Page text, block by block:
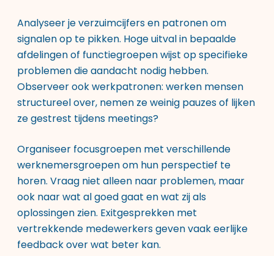
Analyseer je verzuimcijfers en patronen om
signalen op te pikken. Hoge uitval in bepaalde
afdelingen of functiegroepen wijst op specifieke
problemen die aandacht nodig hebben.
Observeer ook werkpatronen: werken mensen
structureel over, nemen ze weinig pauzes of lijken
ze gestrest tijdens meetings?
Organiseer focusgroepen met verschillende
werknemersgroepen om hun perspectief te
horen. Vraag niet alleen naar problemen, maar
ook naar wat al goed gaat en wat zij als
oplossingen zien. Exitgesprekken met
vertrekkende medewerkers geven vaak eerlijke
feedback over wat beter kan.